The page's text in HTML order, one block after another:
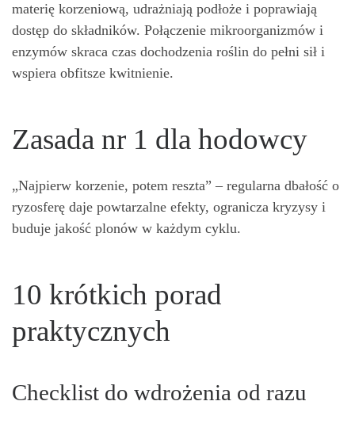
materię korzeniową, udrażniają podłoże i poprawiają
dostęp do składników. Połączenie mikroorganizmów i
enzymów skraca czas dochodzenia roślin do pełni sił i
wspiera obfitsze kwitnienie.
Zasada nr 1 dla hodowcy
„Najpierw korzenie, potem reszta” – regularna dbałość o
ryzosferę daje powtarzalne efekty, ogranicza kryzysy i
buduje jakość plonów w każdym cyklu.
10 krótkich porad
praktycznych
Checklist do wdrożenia od razu